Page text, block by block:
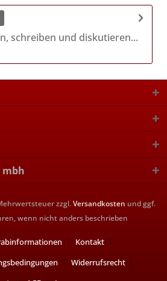
schreiben und diskutieren...
mbh
zzgl.Versandkosten und ggf.
wenn nicht anders beschrieben
Kontakt
Widerrufsrecht